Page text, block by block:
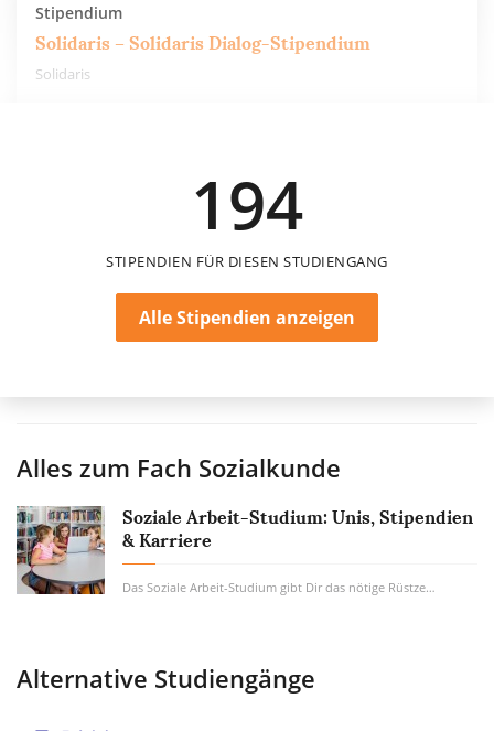
Stipendium
Solidaris – Solidaris Dialog-Stipendium
Solidaris
194
STIPENDIEN FÜR DIESEN STUDIENGANG
Alle Stipendien anzeigen
Alles zum Fach Sozialkunde
Soziale Arbeit-Studium: Unis, Stipendien
& Karriere
Das Soziale Arbeit-Studium gibt Dir das nötige Rüstzeug zur Hand, um Menschen in Notlagen...
Alternative Studiengänge